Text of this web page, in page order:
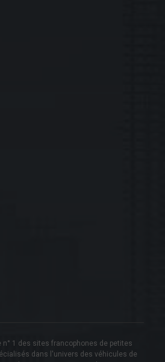
n° 1 des sites francophones de petites
dans l'univers des véhicules de